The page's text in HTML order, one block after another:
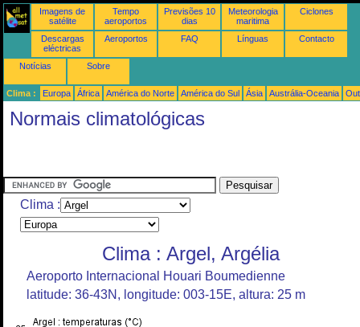
Imagens de
satélite
Tempo
aeroportos
Previsões 10
dias
Meteorologia
maritima
Ciclones
Descargas
eléctricas
Aeroportos FAQ Línguas Contacto
Notícias Sobre
Clima : Europa África América do Norte América do Sul Ásia Austrália-Oceania
Normais climatológicas
Clima :
Clima : Argel, Argélia
Aeroporto Internacional Houari Boumedienne
latitude: 36-43N, longitude: 003-15E, altura: 25 m